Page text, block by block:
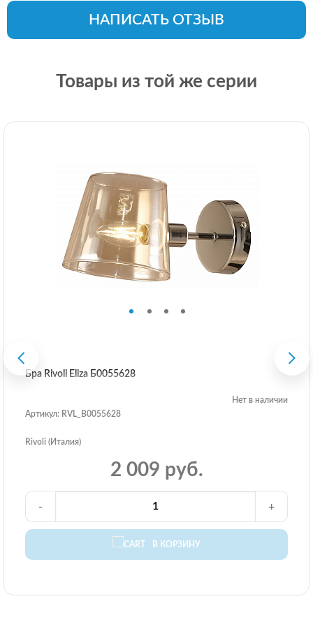
НАПИСАТЬ ОТЗЫВ
Товары из той же серии
Бра Rivoli Eliza Б0055628
Нет в наличии
Артикул: RVL_B0055628
Rivoli (Италия)
2 009 руб.
В КОРЗИНУ
- +